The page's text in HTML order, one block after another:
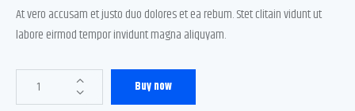
At vero accusam et justo duo dolores et ea rebum. Stet clitain vidunt ut
labore eirmod tempor invidunt magna aliquyam.
Buy now